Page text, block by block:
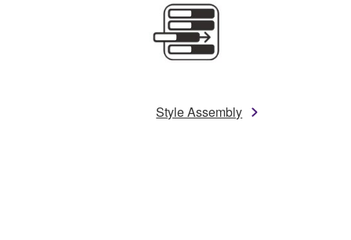
Style Assembly